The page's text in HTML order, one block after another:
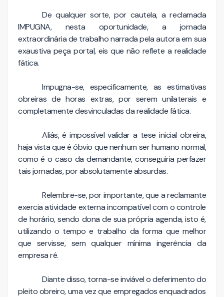
De qualquer sorte, por cautela, a reclamada
IMPUGNA, nesta oportunidade, a jornada
extraordinária de trabalho narrada pela autora em sua
exaustiva peça portal, eis que não reflete a realidade
fática.
Impugna-se, especificamente, as estimativas
obreiras de horas extras, por serem unilaterais e
completamente desvinculadas da realidade fática.
Aliás, é impossível validar a tese inicial obreira,
haja vista que é óbvio que nenhum ser humano normal,
como é o caso da demandante, conseguiria perfazer
tais jornadas, por absolutamente absurdas.
Relembre-se, por importante, que a reclamante
exercia atividade externa incompatível com o controle
de horário, sendo dona de sua própria agenda, isto é,
utilizando o tempo e trabalho da forma que melhor
que servisse, sem qualquer mínima ingerência da
empresa ré.
Diante disso, torna-se inviável o deferimento do
pleito obreiro, uma vez que empregados enquadrados